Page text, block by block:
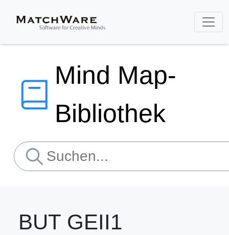
Mind Map-
Bibliothek
BUT GEII1